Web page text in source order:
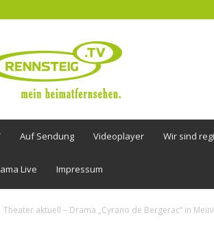
Auf Sendung Videoplayer Wir sind
Live Impressum
Theater aktuell – Drama „Cyrano de Bergerac“ in